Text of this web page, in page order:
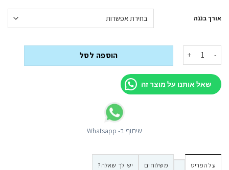
אורך בננה
כמות של עגיל רוק, דיית', גבה בננה 8 / 6 ממ וכדורים מסרג'יקל סטיל וציפוי ריינבוהוספה לסל
שאל אותנו על מוצר זה
שיתוף ב- Whatsapp
על הפריט משלוחים יש לך שאלה?